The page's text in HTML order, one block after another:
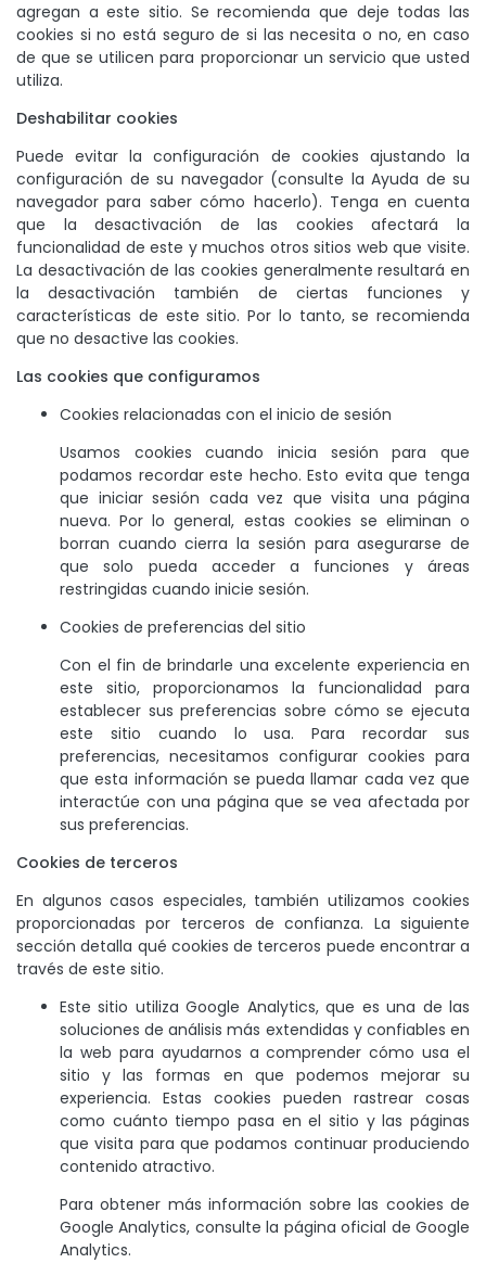
agregan a este sitio. Se recomienda que deje todas las
cookies si no está seguro de si las necesita o no, en caso
de que se utilicen para proporcionar un servicio que usted
utiliza.
Deshabilitar cookies
Puede evitar la configuración de cookies ajustando la
configuración de su navegador (consulte la Ayuda de su
navegador para saber cómo hacerlo). Tenga en cuenta
que la desactivación de las cookies afectará la
funcionalidad de este y muchos otros sitios web que visite.
La desactivación de las cookies generalmente resultará en
la desactivación también de ciertas funciones y
características de este sitio. Por lo tanto, se recomienda
que no desactive las cookies.
Las cookies que configuramos
Cookies relacionadas con el inicio de sesión
Usamos cookies cuando inicia sesión para que
podamos recordar este hecho. Esto evita que tenga
que iniciar sesión cada vez que visita una página
nueva. Por lo general, estas cookies se eliminan o
borran cuando cierra la sesión para asegurarse de
que solo pueda acceder a funciones y áreas
restringidas cuando inicie sesión.
Cookies de preferencias del sitio
Con el fin de brindarle una excelente experiencia en
este sitio, proporcionamos la funcionalidad para
establecer sus preferencias sobre cómo se ejecuta
este sitio cuando lo usa. Para recordar sus
preferencias, necesitamos configurar cookies para
que esta información se pueda llamar cada vez que
interactúe con una página que se vea afectada por
sus preferencias.
Cookies de terceros
En algunos casos especiales, también utilizamos cookies
proporcionadas por terceros de confianza. La siguiente
sección detalla qué cookies de terceros puede encontrar a
través de este sitio.
Este sitio utiliza Google Analytics, que es una de las
soluciones de análisis más extendidas y confiables en
la web para ayudarnos a comprender cómo usa el
sitio y las formas en que podemos mejorar su
experiencia. Estas cookies pueden rastrear cosas
como cuánto tiempo pasa en el sitio y las páginas
que visita para que podamos continuar produciendo
contenido atractivo.
Para obtener más información sobre las cookies de
Google Analytics, consulte la página oficial de Google
Analytics.